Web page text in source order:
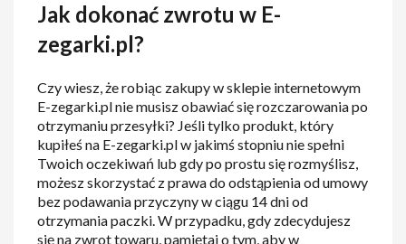
Jak dokonać zwrotu w E-
zegarki.pl?
Czy wiesz, że robiąc zakupy w sklepie internetowym
E-zegarki.pl nie musisz obawiać się rozczarowania po
otrzymaniu przesyłki? Jeśli tylko produkt, który
kupiłeś na E-zegarki.pl w jakimś stopniu nie spełni
Twoich oczekiwań lub gdy po prostu się rozmyślisz,
możesz skorzystać z prawa do odstąpienia od umowy
bez podawania przyczyny w ciągu 14 dni od
otrzymania paczki. W przypadku, gdy zdecydujesz
się na zwrot towaru, pamiętaj o tym, aby w